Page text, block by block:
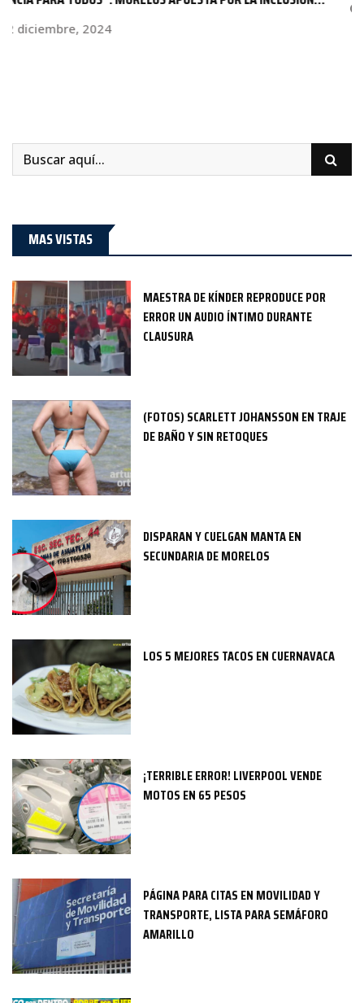
19 agosto, 2023
MAS VISTAS
MAESTRA DE KÍNDER REPRODUCE POR
ERROR UN AUDIO ÍNTIMO DURANTE
CLAUSURA
(FOTOS) SCARLETT JOHANSSON EN TRAJE
DE BAÑO Y SIN RETOQUES
DISPARAN Y CUELGAN MANTA EN
SECUNDARIA DE MORELOS
LOS 5 MEJORES TACOS EN CUERNAVACA
¡TERRIBLE ERROR! LIVERPOOL VENDE
MOTOS EN 65 PESOS
PÁGINA PARA CITAS EN MOVILIDAD Y
TRANSPORTE, LISTA PARA SEMÁFORO
AMARILLO